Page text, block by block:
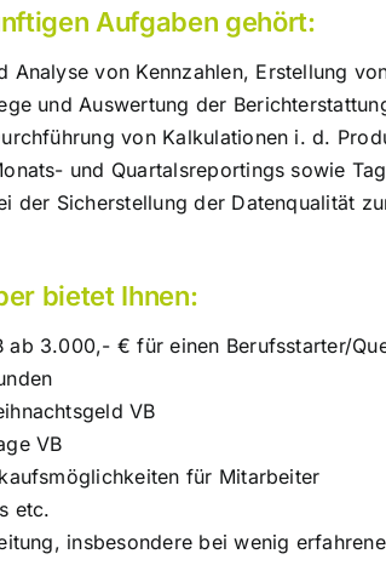
Aufgaben gehört:
Analyse von Kennzahlen, Erstellung
und Auswertung der
von Kalkulationen i. d.
und Quartalsreportings sowie
der Sicherstellung der Datenqualität
bietet Ihnen:
ab 3.000,- € für einen Berufsstarter/
VB
VB
für Mitarbeiter
etc.
insbesondere bei wenig